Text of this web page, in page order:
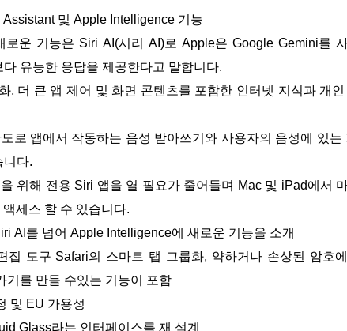
Assistant 및 Apple Intelligence 기능
로운 기능은 Siri AI(시리 AI)로 Apple은 Google Gemini를
유능한 응답을 제공한다고 말합니다.
, 더 큰 앱 제어 및 화면 콘텐츠를 포함한 인터넷 지식과 개
로 앱에서 작동하는 음성 받아쓰기와 사용자의 음성에 있
니다.
위해 전용 Siri 앱을 열 필요가 줄어들며 Mac 및 iPad에서
세스 할 수 있습니다.
AI를 넘어 Apple Intelligence에 새로운 기능을 소개
집 도구 Safari의 스마트 탭 그룹화, 약하거나 손상된 암호
기를 만들 수있는 기능이 포함
및 EU 가용성
Glass라는 인터페이스를 재 설계